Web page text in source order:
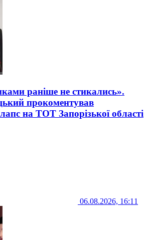
раніше не стикались».
прокоментував
на ТОТ Запорізької області
06.08.2026, 16:11